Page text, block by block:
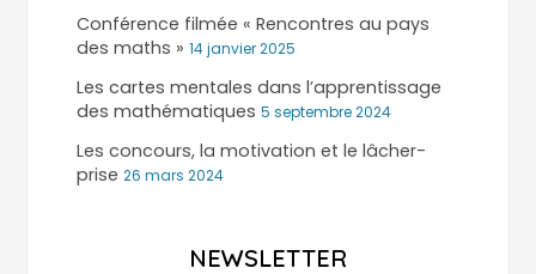
Conférence filmée « Rencontres au pays
des maths » 14 janvier 2025
Les cartes mentales dans l’apprentissage
des mathématiques 5 septembre 2024
Les concours, la motivation et le lâcher-
prise 26 mars 2024
NEWSLETTER